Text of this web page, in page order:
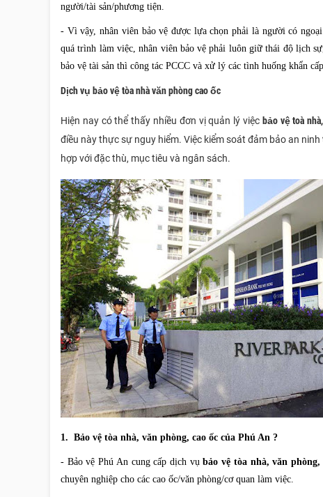
người/tài sản/phương tiện.
- Vì vậy, nhân viên bảo vệ được lựa chọn phải là người có
quá trình làm việc, nhân viên bảo vệ phải luôn giữ thái độ lịch
bảo vệ tài sản thì công tác PCCC và xử lý các tình huống khẩn
Dịch vụ bảo vệ tòa nhà văn phòng cao ốc
Hiện nay có thể thấy nhiều đơn vị quản lý việc bảo vệ toà
điều này thực sự nguy hiểm. Việc kiểm soát đảm bảo an ninh
hợp với đặc thù, mục tiêu và ngân sách.
1. Bảo vệ tòa nhà, văn phòng, cao ốc của Phú An ?
- Bảo vệ Phú An cung cấp dịch vụbảo vệ tòa nhà, văn phòng,
chuyên nghiệp cho các cao ốc/văn phòng/cơ quan làm việc.